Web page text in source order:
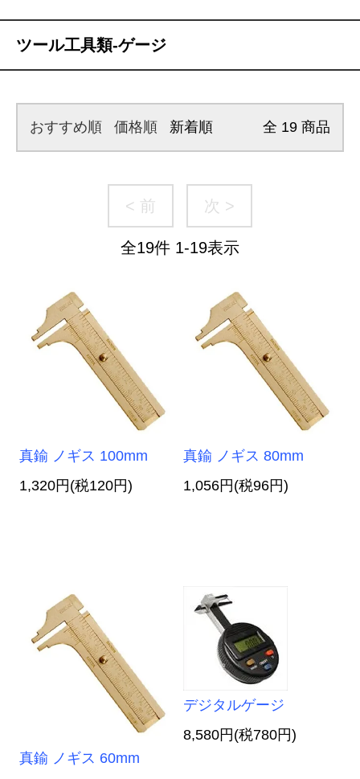
ツール工具類-ゲージ
おすすめ順 価格順 新着順 全 19 商品
< 前 次 >
全19件 1-19表示
真鍮 ノギス 100mm
1,320円(税120円)
真鍮 ノギス 80mm
1,056円(税96円)
真鍮 ノギス 60mm
デジタルゲージ
8,580円(税780円)